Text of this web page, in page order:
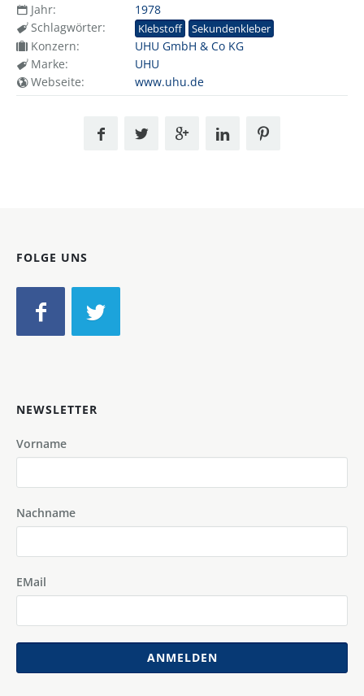
Jahr:
1978
Schlagwörter:
Klebstoff Sekundenkleber
Konzern:
UHU GmbH & Co KG
Marke:
UHU
Webseite:
www.uhu.de
FOLGE UNS
NEWSLETTER
Vorname
Nachname
EMail
ANMELDEN